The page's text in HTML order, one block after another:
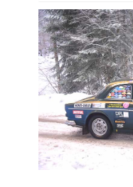
RALLYE
MONTAGNE
EVÈNEMENTS
CALENDRIER
FOCUS